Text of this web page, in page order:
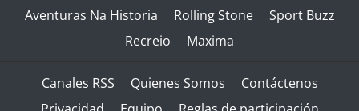
Aventuras Na Historia
Rolling Stone
Sport Buzz
Recreio
Maxima
Canales RSS Quienes Somos
Contáctenos